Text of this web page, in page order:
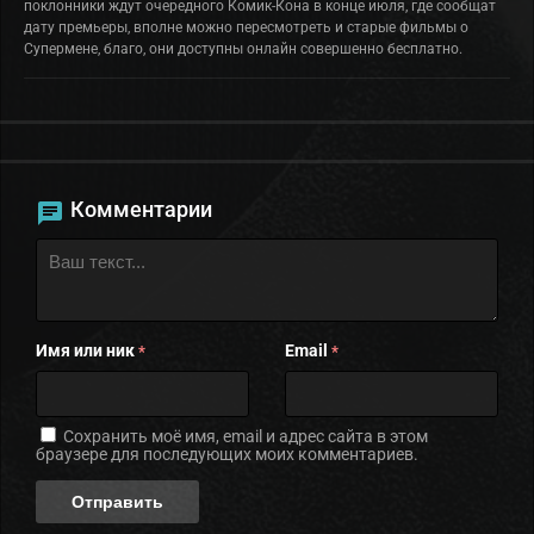
поклонники ждут очередного Комик-Кона в конце июля, где сообщат
дату премьеры, вполне можно пересмотреть и старые фильмы о
Супермене, благо, они доступны онлайн совершенно бесплатно.
Комментарии
Имя или ник * Email *
Сохранить моё имя, email и адрес сайта в этом
браузере для последующих моих комментариев.